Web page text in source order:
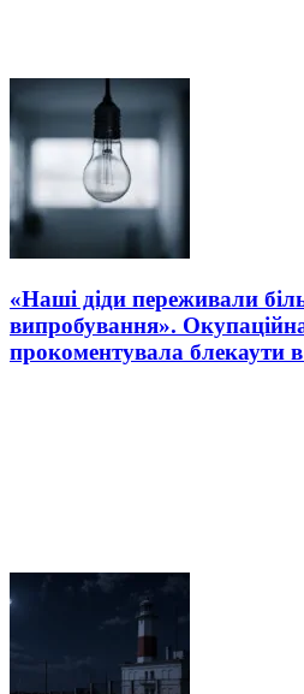
«Наші діди переживали
випробування».
прокоментувала блекаути